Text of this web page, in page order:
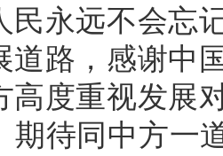
民永远不会忘
道路，感谢中
高度重视发展
期待同中方一